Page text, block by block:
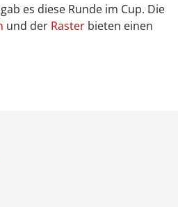
es diese Runde im Cup. Die
und der Raster bieten einen